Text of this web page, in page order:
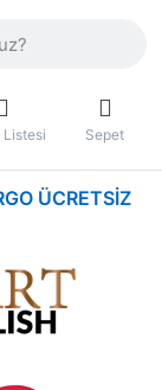
Listesi Sepet
ÜCRETSIZ